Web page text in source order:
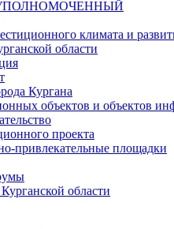
климата и
области
Кургана
объектов и объектов
проекта
привлекательные площадки
области